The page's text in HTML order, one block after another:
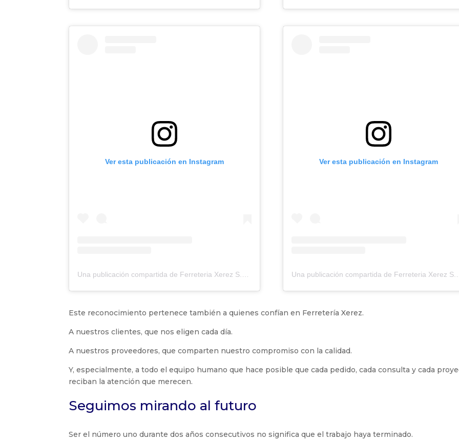
Ver esta publicación en Instagram Ver esta publicación en Instagram
Este reconocimiento pertenece también a quienes confían en Ferretería Xerez.
A nuestros clientes, que nos eligen cada día.
A nuestros proveedores, que comparten nuestro compromiso con la calidad.
Y, especialmente, a todo el equipo humano que hace posible que cada pedido, cada consulta y cada
reciban la atención que merecen.
Seguimos mirando al futuro
Ser el número uno durante dos años consecutivos no significa que el trabajo haya terminado.